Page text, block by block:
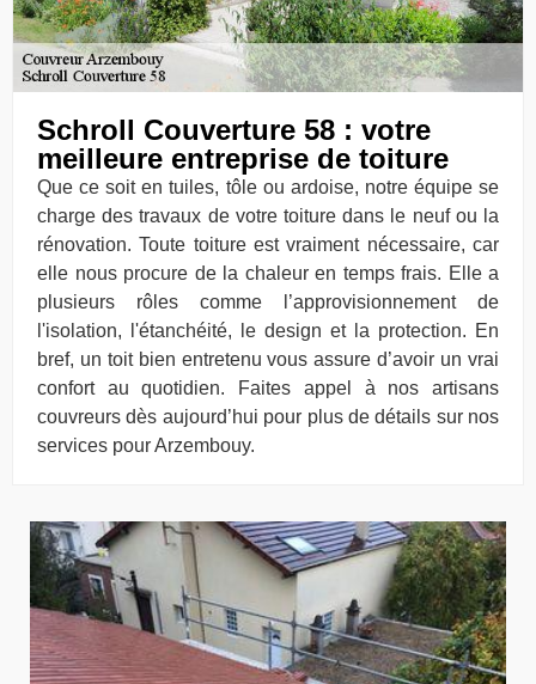
Schroll Couverture 58 : votre
meilleure entreprise de toiture
Que ce soit en tuiles, tôle ou ardoise, notre équipe se
charge des travaux de votre toiture dans le neuf ou la
rénovation. Toute toiture est vraiment nécessaire, car
elle nous procure de la chaleur en temps frais. Elle a
plusieurs rôles comme l’approvisionnement de
l'isolation, l'étanchéité, le design et la protection. En
bref, un toit bien entretenu vous assure d’avoir un vrai
confort au quotidien. Faites appel à nos artisans
couvreurs dès aujourd’hui pour plus de détails sur nos
services pour Arzembouy.